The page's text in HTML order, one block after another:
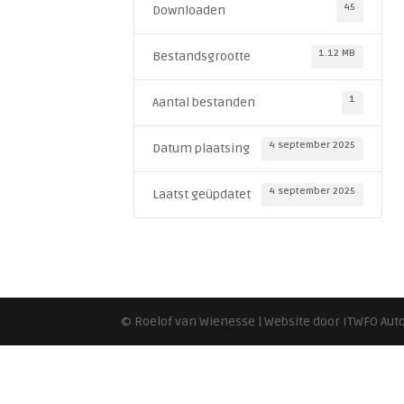
Downloaden 45
Bestandsgrootte 1.12 MB
Aantal bestanden 1
Datum plaatsing 4 september 2025
Laatst geüpdatet 4 september 2025
© Roelof van Wienesse | Website door ITWFO